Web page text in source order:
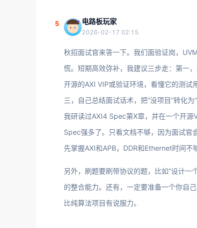
5 电路板玩家
2026-02-17 02:15
秋招面试官来答一下。我们面验证岗，
慌。短期高效弥补，我建议三步走：第一
开源的AXI VIP或验证环境，看懂它的测
三，自己总结面试话术，把“没项目”转化
我研读过AXI4 Spec第X章，并在一个开
Spec强多了。只看文档不够，因为面试官
先掌握AXI和APB，DDR和Ethernet时间不
另外，刷题要刷带协议的题，比如“设计
的整合能力。还有，一定要准备一个你自
比纯算法项目有说服力。